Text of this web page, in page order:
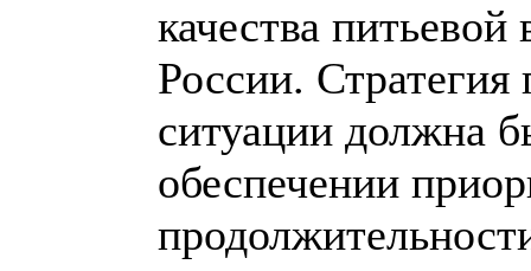
качества
России.
ситуации должна
обеспечении